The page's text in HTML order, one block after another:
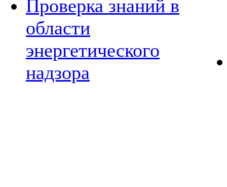
Проверка знаний в
области
энергетического
надзора